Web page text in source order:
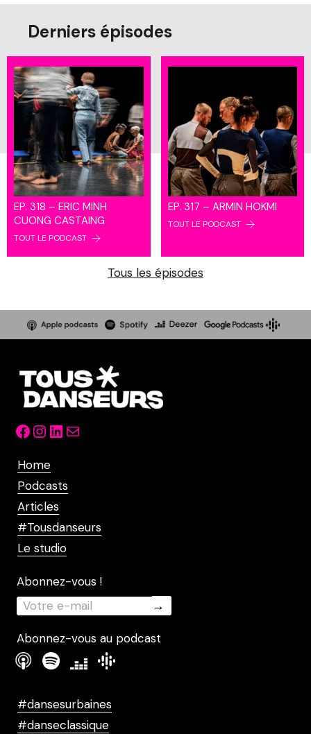
Derniers épisodes
EP. 318 – ERIC MINH
CUONG CASTAING
TOUT LE PODCAST
EP. 317 – ARMIN HOKMI
TOUT LE PODCAST
Tous les épisodes
Facebook
Instagram
LinkedIn
Mail
Home
Podcasts
Articles
#Tousdanseurs
Le studio
Abonnez-vous !
Abonnez-vous au podcast
#dansesurbaines
#danseclassique